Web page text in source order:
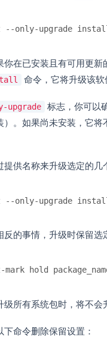
--only-upgrade install
你在已安装且有可用更新
命令，它将升级该软
upgrade 标志，你可以
）。如果尚未安装，它
提供名称来升级选定的几
--only-upgrade install
的事情，升级时保留选
hold
所有系统包时，将不会
命令删除保留设置：